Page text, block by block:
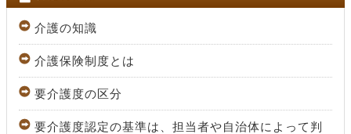
介護の知識
介護保険制度とは
要介護度の区分
要介護度認定の基準は、担当者や自治体によって判